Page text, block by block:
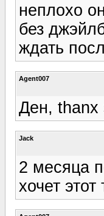
неплохо
без
ждать
Agent007
Ден, thanx
Jack
2 месяца
хочет